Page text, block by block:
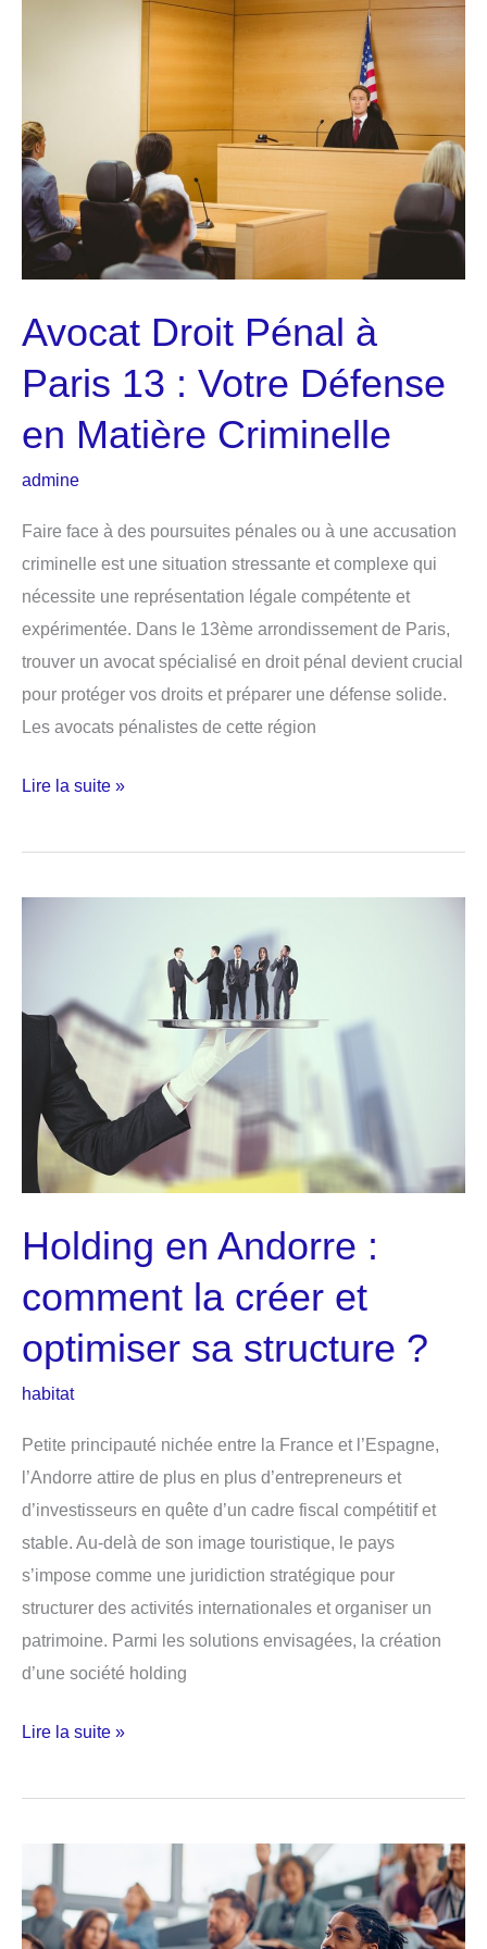
Avocat Droit Pénal à
Paris 13 : Votre Défense
en Matière Criminelle
admine
Faire face à des poursuites pénales ou à une accusation
criminelle est une situation stressante et complexe qui
nécessite une représentation légale compétente et
expérimentée. Dans le 13ème arrondissement de Paris,
trouver un avocat spécialisé en droit pénal devient crucial
pour protéger vos droits et préparer une défense solide.
Les avocats pénalistes de cette région
Avocat
Pénal
Votre
Défense
Matière
Criminelle
Lire la suite »
Holding en Andorre :
comment la créer et
optimiser sa structure ?
habitat
Petite principauté nichée entre la France et l’Espagne,
l’Andorre attire de plus en plus d’entrepreneurs et
d’investisseurs en quête d’un cadre fiscal compétitif et
stable. Au-delà de son image touristique, le pays
s’impose comme une juridiction stratégique pour
structurer des activités internationales et organiser un
patrimoine. Parmi les solutions envisagées, la création
d’une société holding
Holding
Andorre
la
créer
Lire la suite »